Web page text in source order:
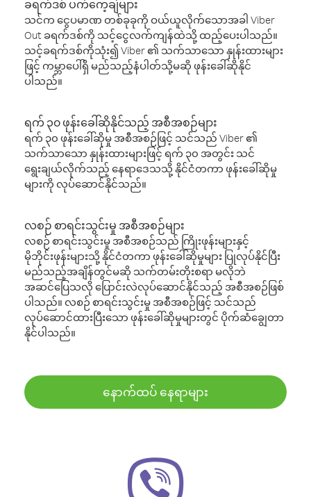
ခရက်ဒစ် ပက်ကေ့ချ်များ
သင်က ငွေပမာဏ တစ်ခုခုကို ဝယ်ယူလိုက်သောအခါ Viber
Out ခရက်ဒစ်ကို သင့်ငွေလက်ကျန်ထဲသို့ ထည့်ပေးပါသည်။
သင့်ခရက်ဒစ်ကိုသုံး၍ Viber ၏ သက်သာသော နှုန်းထားများ
ဖြင့် ကမ္ဘာပေါ်ရှိ မည်သည့်နံပါတ်သို့မဆို ဖုန်းခေါ်ဆိုနိုင်
ပါသည်။
ရက် ၃၀ ဖုန်းခေါ်ဆိုနိုင်သည့် အစီအစဉ်များ
ရက် ၃၀ ဖုန်းခေါ်ဆိုမှု အစီအစဉ်ဖြင့် သင်သည် Viber ၏
သက်သာသော နှုန်းထားများဖြင့် ရက် ၃၀ အတွင်း သင်
ရွေးချယ်လိုက်သည့် နေရာဒေသသို့ နိုင်ငံတကာ ဖုန်းခေါ်ဆိုမှု
များကို လုပ်ဆောင်နိုင်သည်။
လစဉ် စာရင်းသွင်းမှု အစီအစဉ်များ
လစဉ် စာရင်းသွင်းမှု အစီအစဉ်သည် ကြိုးဖုန်းများနှင့်
မိုဘိုင်းဖုန်းများသို့ နိုင်ငံတကာ ဖုန်းခေါ်ဆိုမှုများ ပြုလုပ်နိုင်ပြီး
မည်သည့်အချိန်တွင်မဆို သက်တမ်းတိုးစရာ မလိုဘဲ
အဆင်ပြေသလို ပြောင်းလဲလုပ်ဆောင်နိုင်သည့် အစီအစဉ်ဖြစ်
ပါသည်။ လစဉ် စာရင်းသွင်းမှု အစီအစဉ်ဖြင့် သင်သည်
လုပ်ဆောင်ထားပြီးသော ဖုန်းခေါ်ဆိုမှုများတွင် ပိုက်ဆံချွေတာ
နိုင်ပါသည်။
နောက်ထပ် နေရာများ